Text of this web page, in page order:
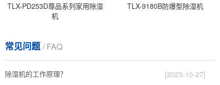
TLX-PD253D尊品系列家用除湿
机
TLX-9180B防爆型除湿机
常见问题/ FAQ
除湿机的工作原理？
[2023-10-27]